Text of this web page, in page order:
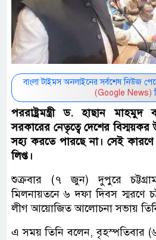
বাংলা টাইমস অনলাইনের সর্বশেষ নিউজ
(Google News)
পররাষ্ট্রমন্ত্রী ড. হাছান
সরকারের নেতৃত্বে দেশের
সহ্য করতে পারছে না। সেই কারণে
লিপ্ত।
শুক্রবার (৭ জুন) দুপুরে
মিলনায়তনে ৬ দফা দিবস স্মরণে
লীগ আয়োজিত আলোচনা সভায়
এ সময় তিনি বলেন, বৃহস্পতিবার